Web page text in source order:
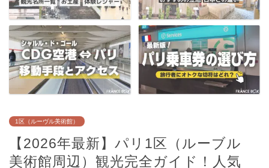
1区（ルーヴル美術館）
【2026年最新】パリ1区（ルーブル
美術館周辺）観光完全ガイド！人気